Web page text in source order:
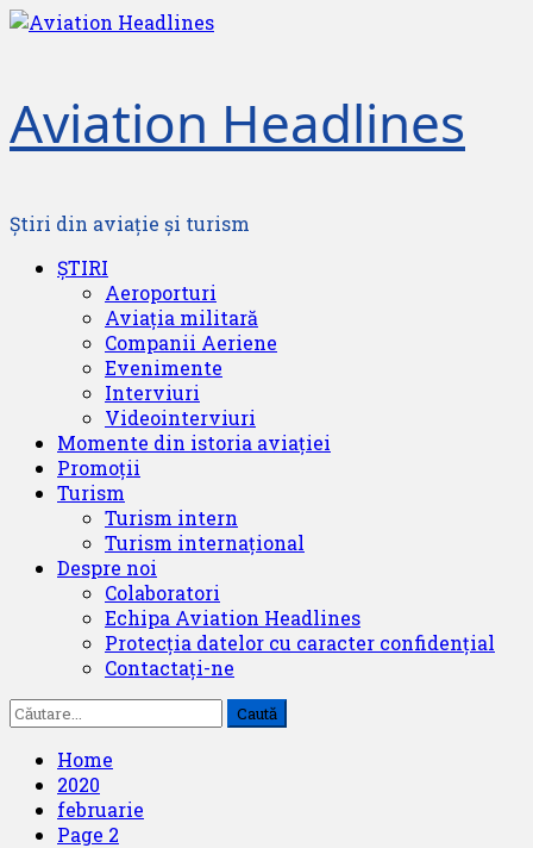
Skip
Aviation Headlines
Știri din aviație și turism
Primary
ȘTIRI
Aeroporturi
Aviația militară
Companii Aeriene
Evenimente
Interviuri
Videointerviuri
Momente din istoria aviației
Promoții
Turism
Turism intern
Turism internațional
Despre noi
Colaboratori
Echipa Aviation Headlines
Protecția datelor cu caracter confidențial
Contactați-ne
Caută
după:
Home
2020
februarie
Page 2